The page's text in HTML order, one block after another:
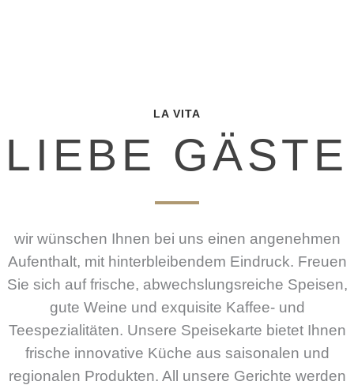
LA VITA
LIEBE GÄSTE
wir wünschen Ihnen bei uns einen angenehmen
Aufenthalt, mit hinterbleibendem Eindruck. Freuen
Sie sich auf frische, abwechslungsreiche Speisen,
gute Weine und exquisite Kaffee- und
Teespezialitäten. Unsere Speisekarte bietet Ihnen
frische innovative Küche aus saisonalen und
regionalen Produkten. All unsere Gerichte werden